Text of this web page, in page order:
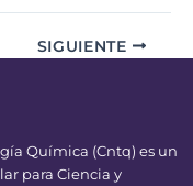
SIGUIENTE
Química (Cntq) es un
para Ciencia y